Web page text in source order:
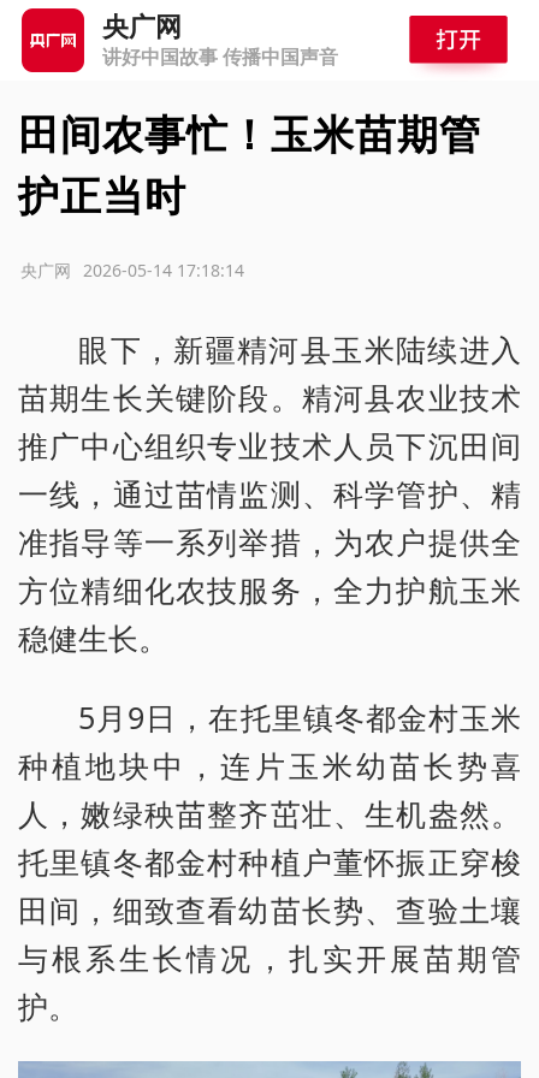
央广网
讲好中国故事 传播中国声音
田间农事忙！玉米苗期管
护正当时
2026-05-14 17:18:14
央广网
眼下，新疆精河县玉米陆续进入
苗期生长关键阶段。精河县农业技术
推广中心组织专业技术人员下沉田间
一线，通过苗情监测、科学管护、精
准指导等一系列举措，为农户提供全
方位精细化农技服务，全力护航玉米
稳健生长。
5月9日，在托里镇冬都金村玉米
种植地块中，连片玉米幼苗长势喜
人，嫩绿秧苗整齐茁壮、生机盎然。
托里镇冬都金村种植户董怀振正穿梭
田间，细致查看幼苗长势、查验土壤
与根系生长情况，扎实开展苗期管
护。